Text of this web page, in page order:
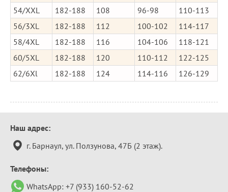
54/XXL
182-188 108 96-98
110-113
56/3XL
182-188 112 100-102
114-117
58/4XL
182-188 116 104-106
118-121
60/5XL
182-188 120 110-112
122-125
62/6Xl
182-188 124 114-116 126-129
Контактная
информация
Наш адрес:
г. Барнаул, ул. Ползунова, 47Б (2 этаж).
Телефоны:
WhatsApp: +7 (933) 160-52-62